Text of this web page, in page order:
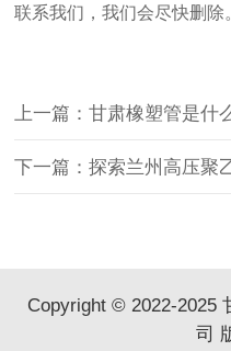
联系我们，我们会尽快删除
上一篇：甘肃橡塑管是什
Copyright © 2022-2025
司